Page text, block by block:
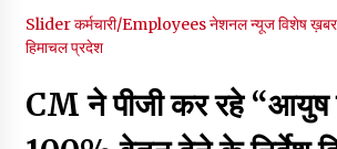
06/08/2026
Sliderकर्मचारी/Employeesनेशनल न्यूजविशेष ख़बर
हिमाचल प्रदेश
CM ने पीजी कर रहे “आयुष